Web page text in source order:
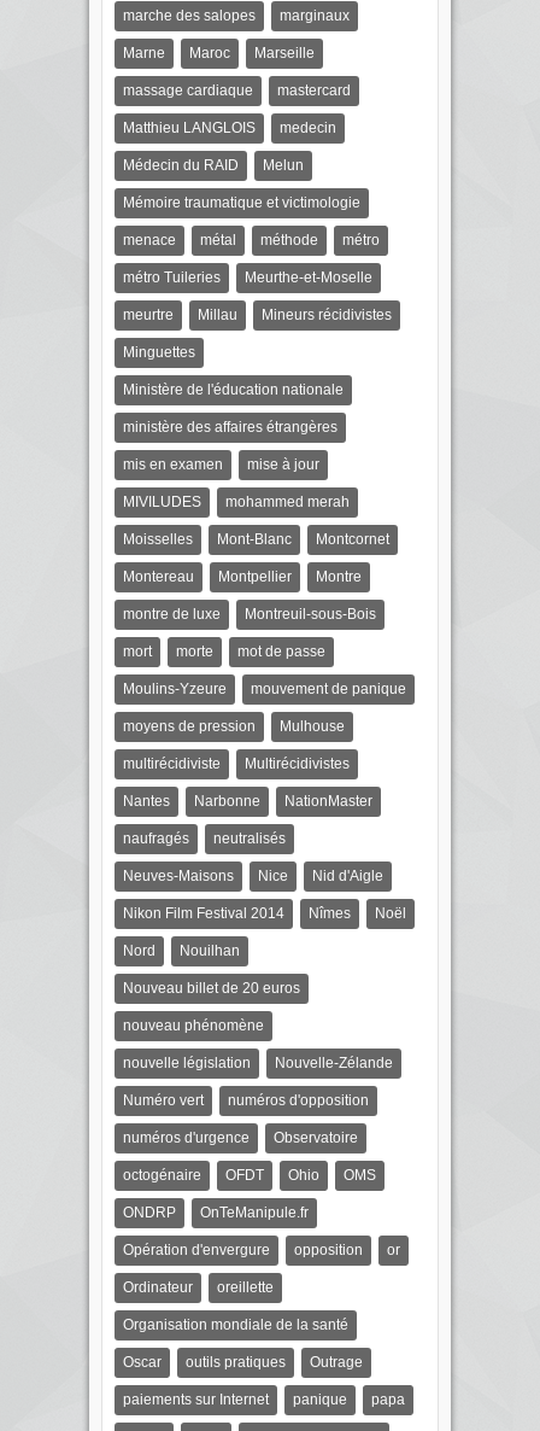
marche des salopes marginaux
Marne Maroc Marseille
massage cardiaque mastercard
Matthieu LANGLOIS medecin
Médecin du RAID Melun
Mémoire traumatique et victimologie
menace métal méthode métro
métro Tuileries Meurthe-et-Moselle
meurtre Millau Mineurs récidivistes
Minguettes
Ministère de l'éducation nationale
ministère des affaires étrangères
mis en examen mise à jour
MIVILUDES mohammed merah
Moisselles Mont-Blanc Montcornet
Montereau Montpellier Montre
montre de luxe Montreuil-sous-Bois
mort morte mot de passe
Moulins-Yzeure mouvement de panique
moyens de pression Mulhouse
multirécidiviste Multirécidivistes
Nantes Narbonne NationMaster
naufragés neutralisés
Neuves-Maisons Nice Nid d'Aigle
Nikon Film Festival 2014 Nîmes Noël
Nord Nouilhan
Nouveau billet de 20 euros
nouveau phénomène
nouvelle législation Nouvelle-Zélande
Numéro vert numéros d'opposition
numéros d'urgence Observatoire
octogénaire OFDT Ohio OMS
ONDRP OnTeManipule.fr
Opération d'envergure opposition or
Ordinateur oreillette
Organisation mondiale de la santé
Oscar outils pratiques Outrage
paiements sur Internet panique papa